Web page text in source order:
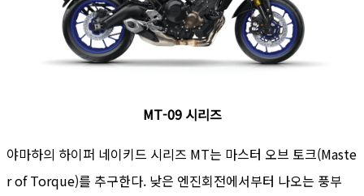
MT-09 시리즈
야마하의 하이퍼 네이키드 시리즈 MT는 마스터 오브 토크(Maste
r of Torque)를 추구한다. 낮은 엔진회전에서부터 나오는 풍부